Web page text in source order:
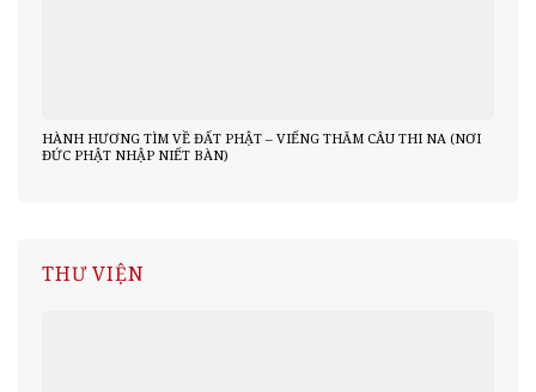
HÀNH HƯƠNG TÌM VỀ ĐẤT PHẬT – VIẾNG THĂM CÂU THI NA (NƠI
ĐỨC PHẬT NHẬP NIẾT BÀN)
THƯ VIỆN